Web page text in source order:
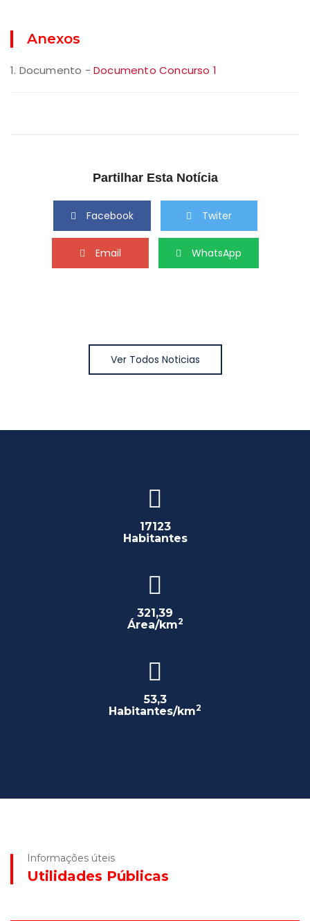
Anexos
1. Documento - Documento Concurso 1
Partilhar Esta Notícia
Facebook Twiter
Email WhatsApp
Ver Todos Noticias
17123
Habitantes
321,39
Área/km2
53,3
Habitantes/km2
Informações úteis
Utilidades Públicas